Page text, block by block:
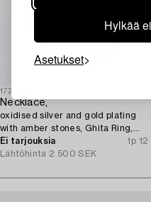
Hylkää
Asetukset
1729679
Necklace,
oxidised silver and gold plating
with amber stones, Ghita Ring,
Denmark.
Ei tarjouksia
1p 12
Lähtöhinta 2 500 SEK